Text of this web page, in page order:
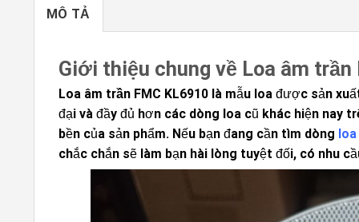
MÔ TẢ
Giới thiệu chung về Loa âm trần
Loa âm trần FMC KL6910 là mẫu loa được sản
đại và đầy đủ hơn các dòng loa cũ khác hiện
bền của sản phẩm. Nếu bạn đang cần tìm dòng
chắc chắn sẽ làm bạn hài lòng tuyệt đối, có nhu